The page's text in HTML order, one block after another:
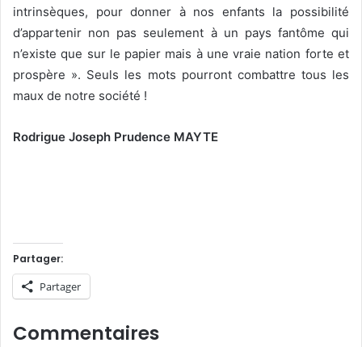
intrinsèques, pour donner à nos enfants la possibilité
d’appartenir non pas seulement à un pays fantôme qui
n’existe que sur le papier mais à une vraie nation forte et
prospère ». Seuls les mots pourront combattre tous les
maux de notre société !
Rodrigue Joseph Prudence MAYTE
Partager:
Partager
Commentaires